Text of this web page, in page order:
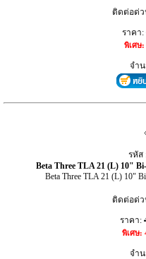
ติดต่อด่ว
ราคา:
พิเศษ:
จำ
รหัส
Beta Three TLA 21 (L) 10"
Beta Three TLA 21 (L) 10"
ติดต่อด่ว
ราคา:
พิเศษ:
จำ